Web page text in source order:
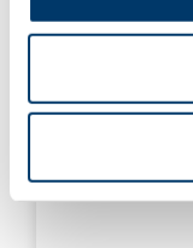
ケミカル事業